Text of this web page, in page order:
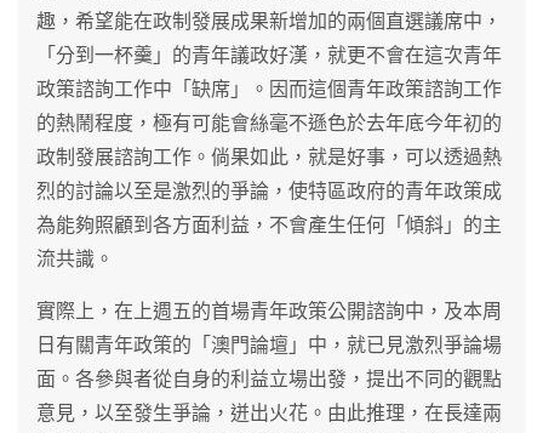
趣，希望能在政制發展成果新增加的兩個直選議席中，
「分到一杯羹」的青年議政好漢，就更不會在這次青年
政策諮詢工作中「缺席」。因而這個青年政策諮詢工作
的熱鬧程度，極有可能會絲毫不遜色於去年底今年初的
政制發展諮詢工作。倘果如此，就是好事，可以透過熱
烈的討論以至是激烈的爭論，使特區政府的青年政策成
為能夠照顧到各方面利益，不會產生任何「傾斜」的主
流共識。
實際上，在上週五的首場青年政策公開諮詢中，及本周
日有關青年政策的「澳門論壇」中，就已見激烈爭論場
面。各參與者從自身的利益立場出發，提出不同的觀點
意見，以至發生爭論，迸出火花。由此推理，在長達兩